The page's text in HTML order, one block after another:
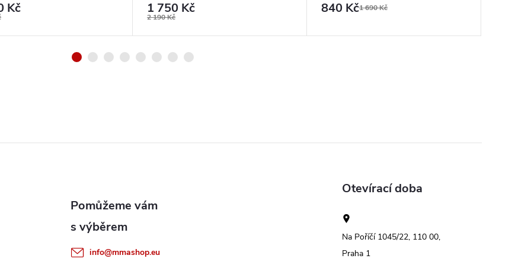
Kč 1 750 Kč
2 190 Kč
840 Kč1 690 Kč
info@mmashop.eu
Otevírací doba
Na Poříčí 1045/22, 110 00,
Praha 1